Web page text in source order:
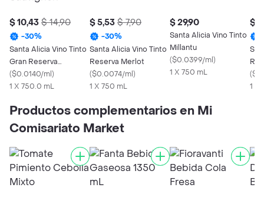
$ 10,43 $ 14,90
-30%
Santa Alicia Vino Tinto
Gran Reserva
Cabernet Sauvignon
($0.0140/ml)
1 X 750.0 mL
$ 5,53 $ 7,90
-30%
Santa Alicia Vino Tinto
Reserva Merlot
($0.0074/ml)
1 X 750 mL
$ 29,90
Santa Alicia Vino Tinto
Millantu
($0.0399/ml)
1 X 750 mL
$
(
1 X
Productos complementarios en Mi
Comisariato Market